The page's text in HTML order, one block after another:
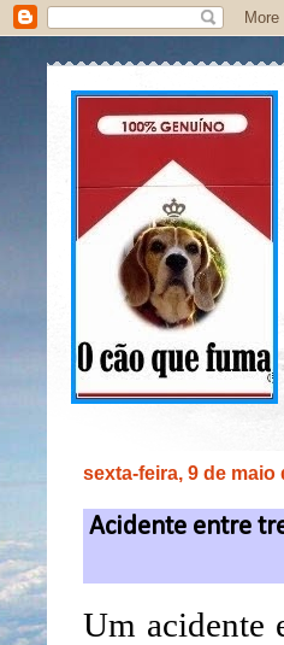
sexta-feira, 9 de maio
Acidente entre
Um acidente